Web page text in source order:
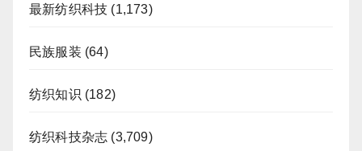
最新纺织科技 (1,173)
民族服装 (64)
纺织知识 (182)
纺织科技杂志 (3,709)